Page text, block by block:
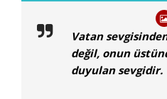
Vatan
değil, onun
duyulan sevgidir.